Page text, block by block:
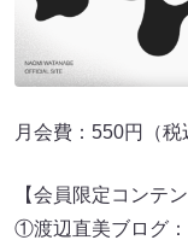
月会費：550円（税
【会員限定コンテン
①渡辺直美ブログ